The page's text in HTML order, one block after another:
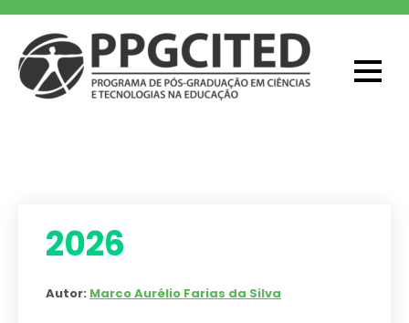
Skip
content
2026
Autor: Marco Aurélio Farias da Silva